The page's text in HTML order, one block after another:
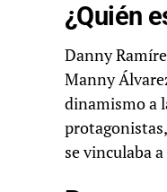
¿Quién
Danny
Manny
dinamismo a
se vinculaba